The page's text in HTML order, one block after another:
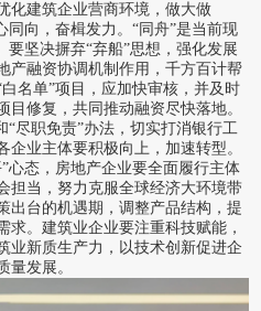
化建筑企业营商环境，做大做
同向，奋楫发力。“同舟”是当前现
要坚决摒弃“弃船”思想，强化发展
产融资协调机制作用，千方百计帮
名单”项目，应加快审核，并及时
修复，共同推动融资尽快落地。
“尽职免责”办法，切实打消银行工
业主体要积极向上，加速转型。
心态，房地产企业要全面履行主体
担当，努力克服全球经济大环境带
出台的机遇期，调整产品结构，提
。建筑业企业要注重科技赋能，
业新质生产力，以技术创新促进企
量发展。